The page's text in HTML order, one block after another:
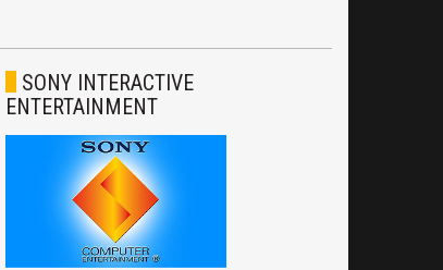
SONY INTERACTIVE
ENTERTAINMENT